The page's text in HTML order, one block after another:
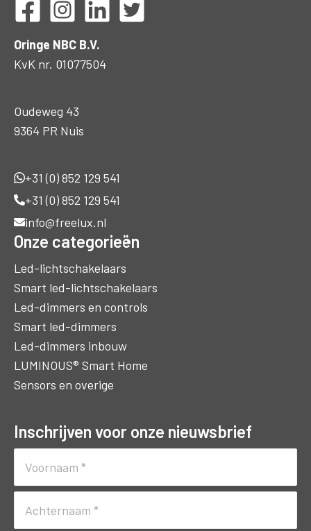
Oringe NBC B.V.
KvK nr. 01077504
Oudeweg 43
9364 PR Nuis
+31 (0) 852 129 541
+31 (0) 852 129 541
info@freelux.nl
Onze categorieën
Led-lichtschakelaars
Smart led-lichtschakelaars
Led-dimmers en controls
Smart led-dimmers
Led-dimmers inbouw
LUMINOUS® Smart Home
Sensors en overige
Inschrijven voor onze nieuwsbrief